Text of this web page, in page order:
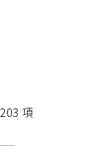
項依